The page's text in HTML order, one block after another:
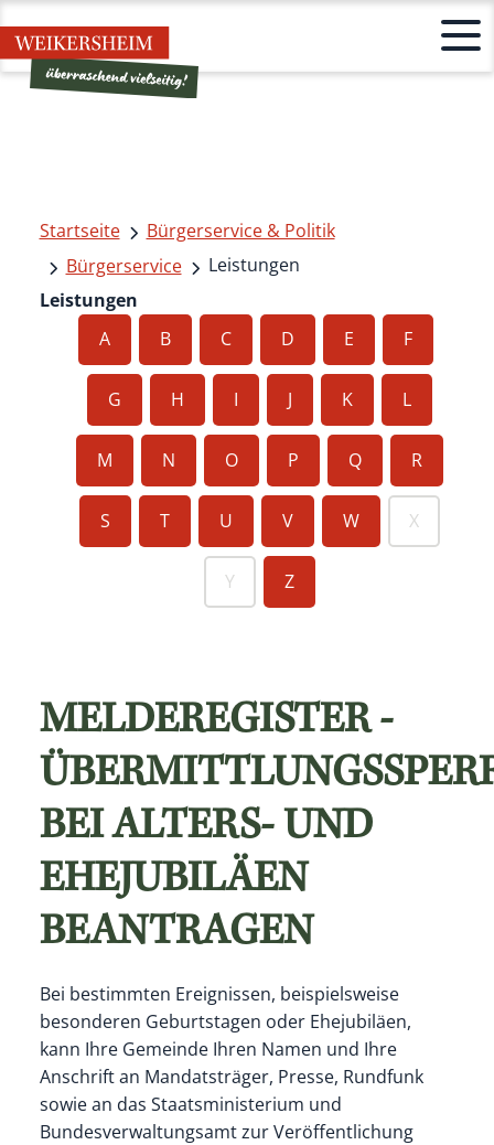
Startseite
Bürgerservice & Politik
Bürgerservice
Leistungen
Leistungen
A
B C D E F
G H I J K L
M N O P Q R
S T U V W X
Y Z
MELDEREGISTER -
BEI ALTERS- UND
EHEJUBILÄEN
BEANTRAGEN
Bei bestimmten Ereignissen, beispielsweise
besonderen Geburtstagen oder Ehejubiläen,
kann Ihre Gemeinde Ihren Namen und Ihre
Anschrift an Mandatsträger, Presse, Rundfunk
sowie an das Staatsministerium und
Bundesverwaltungsamt zur Veröffentlichung